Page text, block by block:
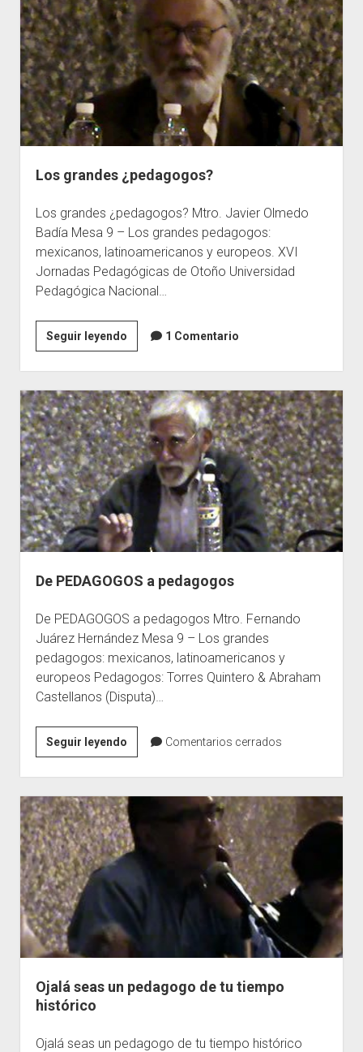
sobre
educación
Los grandes ¿pedagogos?
Los grandes ¿pedagogos? Mtro. Javier Olmedo
Badía Mesa 9 – Los grandes pedagogos:
mexicanos, latinoamericanos y europeos. XVI
Jornadas Pedagógicas de Otoño Universidad
Pedagógica Nacional…
Seguir leyendoLos
grandes
¿pedagogos?
1 Comentario
De PEDAGOGOS a pedagogos
De PEDAGOGOS a pedagogos Mtro. Fernando
Juárez Hernández Mesa 9 – Los grandes
pedagogos: mexicanos, latinoamericanos y
europeos Pedagogos: Torres Quintero & Abraham
Castellanos (Disputa)…
Seguir leyendoDe
PEDAGOGOS
a
pedagogos
Comentarios cerrados
Ojalá seas un pedagogo de tu tiempo
histórico
Ojalá seas un pedagogo de tu tiempo histórico